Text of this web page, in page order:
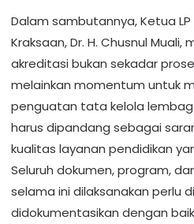
Dalam sambutannya, Ketua LP
Kraksaan, Dr. H. Chusnul
akreditasi bukan sekadar
melainkan momentum untuk
penguatan tata kelola
harus dipandang sebagai
kualitas layanan pendidikan
Seluruh dokumen, program,
selama ini dilaksanakan perlu
didokumentasikan dengan